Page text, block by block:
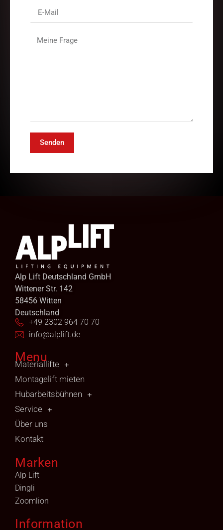
Senden
Alp Lift Deutschland GmbH
Wittener Str. 142
58456 Witten
Deutschland
+49 2302 964 70 70
info@alplift.de
Menu
Materiallifte
Montagelift mieten
Hubarbeitsbühnen
Service
Über uns
Kontakt
Marken
Alp Lift
Dingli
Zoomlion
Information